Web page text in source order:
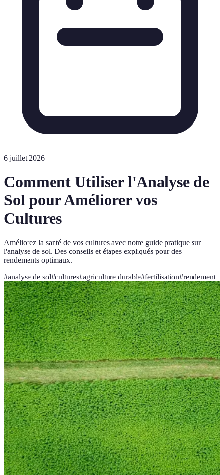
6 juillet 2026
Comment Utiliser l'Analyse de
Sol pour Améliorer vos
Cultures
Améliorez la santé de vos cultures avec notre guide pratique sur
l'analyse de sol. Des conseils et étapes expliqués pour des
rendements optimaux.
#analyse de sol#cultures#agriculture durable#fertilisation#rendement